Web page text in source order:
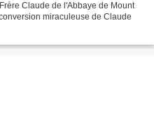
Claude de l'Abbaye de Mount
miraculeuse de Claude